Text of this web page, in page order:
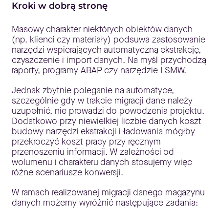
Kroki w dobrą stronę
Masowy charakter niektórych obiektów danych
(np. klienci czy materiały) podsuwa zastosowanie
narzędzi wspierających automatyczną ekstrakcję,
czyszczenie i import danych. Na myśl przychodzą
raporty, programy ABAP czy narzędzie LSMW.
Jednak zbytnie poleganie na automatyce,
szczególnie gdy w trakcie migracji dane należy
uzupełnić, nie prowadzi do powodzenia projektu.
Dodatkowo przy niewielkiej liczbie danych koszt
budowy narzędzi ekstrakcji i ładowania mógłby
przekroczyć koszt pracy przy ręcznym
przenoszeniu informacji. W zależności od
wolumenu i charakteru danych stosujemy więc
różne scenariusze konwersji.
W ramach realizowanej migracji danego magazynu
danych możemy wyróżnić następujące zadania: